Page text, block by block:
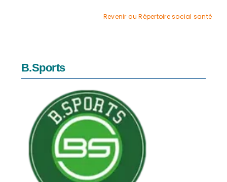
Revenir au Répertoire social santé
B.Sports